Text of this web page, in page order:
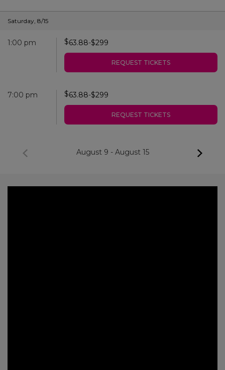
Saturday, 8/15
1:00 pm $63.88-$299
REQUEST TICKETS
7:00 pm $63.88-$299
REQUEST TICKETS
August 9 - August 15